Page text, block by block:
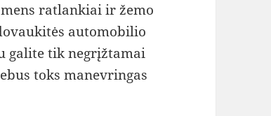
ratlankiai ir žemo
automobilio
galite tik negrįžtamai
toks manevringas